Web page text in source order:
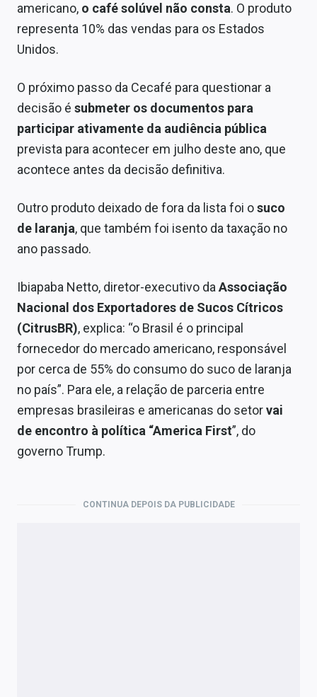
americano, o café solúvel não consta. O produto
representa 10% das vendas para os Estados
Unidos.
O próximo passo da Cecafé para questionar a
decisão é submeter os documentos para
participar ativamente da audiência pública
prevista para acontecer em julho deste ano, que
acontece antes da decisão definitiva.
Outro produto deixado de fora da lista foi osuco
de laranja, que também foi isento da taxação no
ano passado.
Ibiapaba Netto, diretor-executivo daAssociação
Nacional dos Exportadores de Sucos Cítricos
(CitrusBR), explica: “o Brasil é o principal
fornecedor do mercado americano, responsável
por cerca de 55% do consumo do suco de laranja
no país”. Para ele, a relação de parceria entre
empresas brasileiras e americanas do setorvai
de encontro à política “America First”, do
governo Trump.
CONTINUA DEPOIS DA PUBLICIDADE